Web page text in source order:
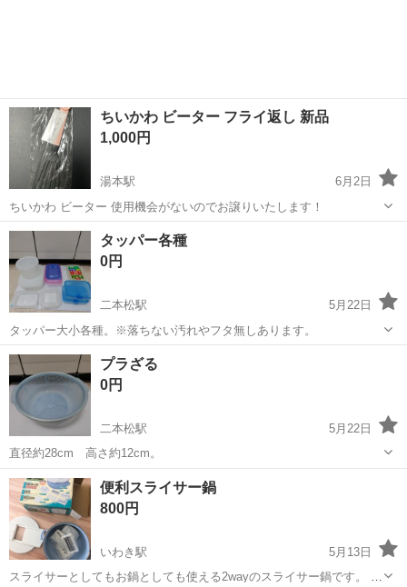
ちいかわ ビーター フライ返し 新品
1,000円
湯本駅
6月2日
ちいかわ ビーター 使用機会がないのでお譲りいたします！
福島 いわき市 湯本駅 調理器具
タッパー各種
0円
二本松駅
5月22日
タッパー大小各種。※落ちない汚れやフタ無しあります。
福島 二本松市 二本松駅
プラざる
0円
二本松駅
5月22日
直径約28cm 高さ約12cm。
福島 二本松市 二本松駅 調理器具
便利スライサー鍋
800円
いわき駅
5月13日
スライサーとしてもお鍋としても使える2wayのスライサー鍋です。 購